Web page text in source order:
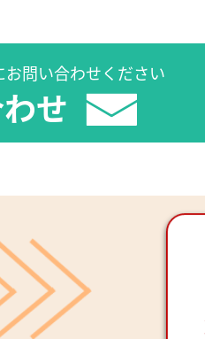
問い合わせください
せ